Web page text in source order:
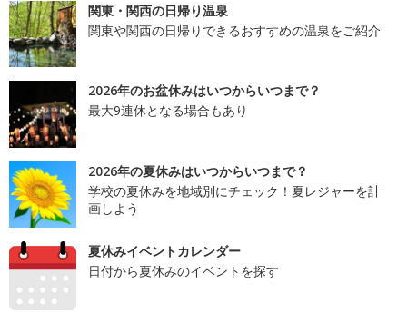
関東・関西の日帰り温泉
関東や関西の日帰りできるおすすめの温泉をご紹介
2026年のお盆休みはいつからいつまで？
最大9連休となる場合もあり
2026年の夏休みはいつからいつまで？
学校の夏休みを地域別にチェック！夏レジャーを計
画しよう
夏休みイベントカレンダー
日付から夏休みのイベントを探す